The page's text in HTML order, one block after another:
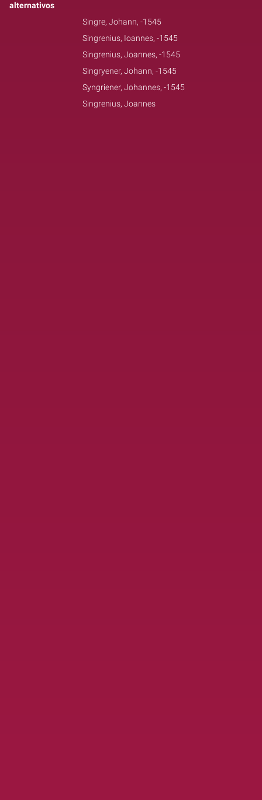
alternativos
Singre, Johann, -1545
Singrenius, Ioannes, -1545
Singrenius, Joannes, -1545
Singryener, Johann, -1545
Syngriener, Johannes, -1545
Singrenius, Joannes